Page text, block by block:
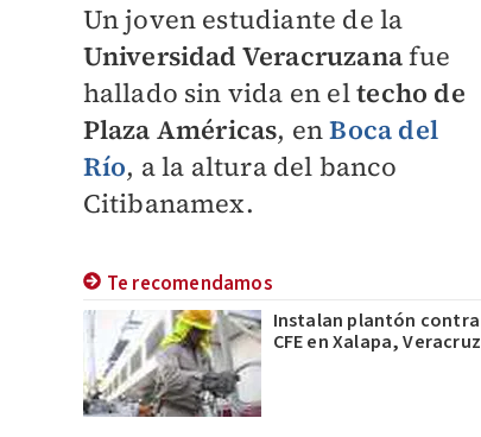
Un joven estudiante de la
Universidad Veracruzanafue
hallado sin vida en eltecho de
Plaza Américas, enBoca del
Río, a la altura del banco
Citibanamex.
Te recomendamos
Instalan plantón contra
CFE en Xalapa, Veracruz